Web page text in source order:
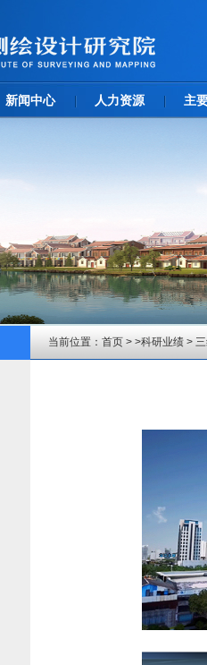
新闻中心 人力资源 主
当前位置： 首页 > >科研业绩 >